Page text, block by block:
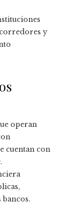
y
operan
cuentan con